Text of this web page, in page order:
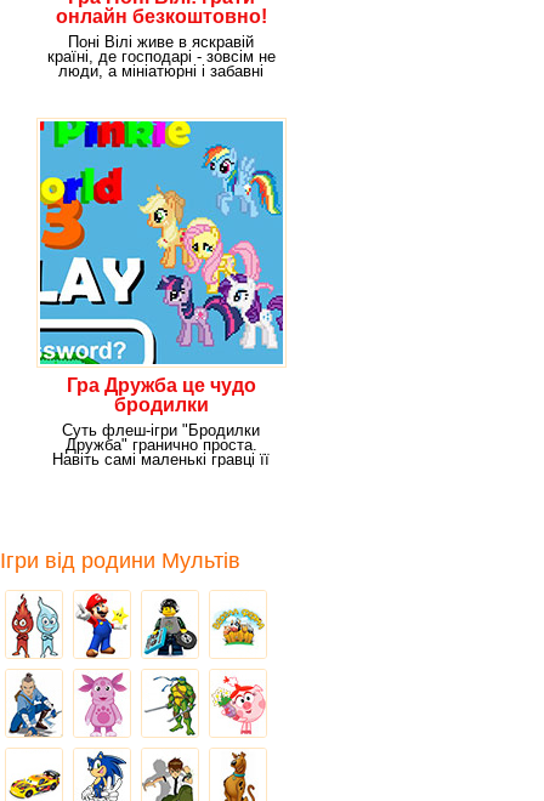
онлайн безкоштовно!
Поні Вілі живе в яскравій
країні, де господарі - зовсім не
люди, а мініатюрні і забавні
Гра Дружба це чудо
бродилки
Суть флеш-ігри "Бродилки
Дружба" гранично проста.
Навіть самі маленькі гравці її
Ігри від родини Мультів